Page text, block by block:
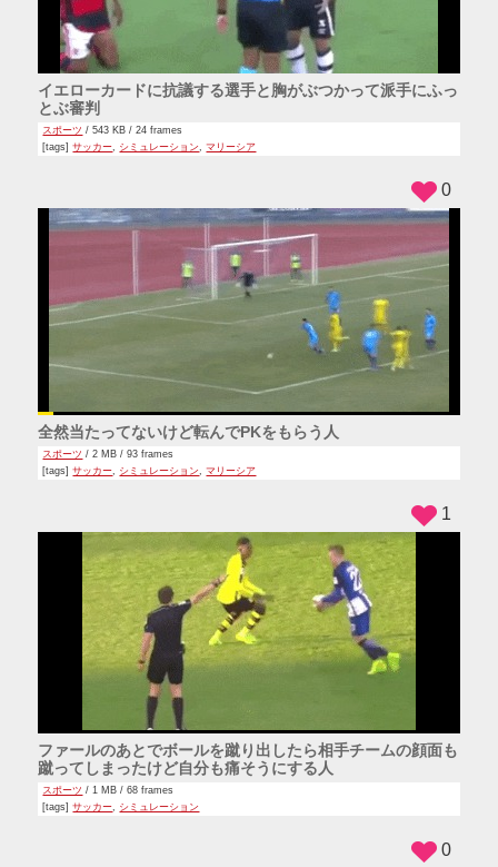
イエローカードに抗議する選手と胸がぶつかって派手にふっ
とぶ審判
スポーツ / 543 KB / 24 frames
[tags]サッカー シミュレーション ,マリーシア
全然当たってないけど転んでPKをもらう人
スポーツ / 2 MB / 93 frames
[tags]サッカー シミュレーション ,マリーシア
0
ファールのあとでボールを蹴り出したら相手チームの顔面も
蹴ってしまったけど自分も痛そうにする人
スポーツ / 1 MB / 68 frames
[tags]サッカー シミュレーション
1
0